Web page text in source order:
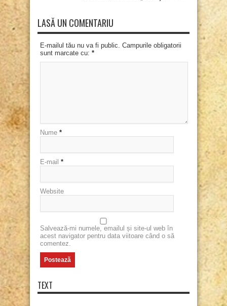
LASĂ UN COMENTARIU
E-mailul tău nu va fi public. Campurile obligatorii
sunt marcate cu: *
Nume *
E-mail *
Website
Salvează-mi numele, emailul și site-ul web în
acest navigator pentru data viitoare când o să
comentez.
TEXT